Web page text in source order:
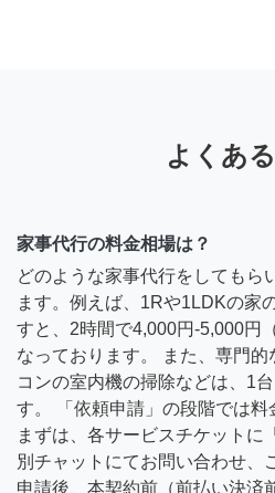
よくあ
家事代行の料金相場は？
どのような家事代行をしてもら
ます。例えば、1Rや1LDKの家
すと、2時間で4,000円-5,000円
なっております。 また、専門
コンの室内機の掃除などは、1
す。 「依頼申請」の段階では料
まずは、各サービスチケットに
別チャットにてお問い合わせ
申請後、本契約前（前払い決済